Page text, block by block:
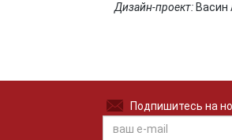
Дизайн-проект: Васин
Подпишитесь на